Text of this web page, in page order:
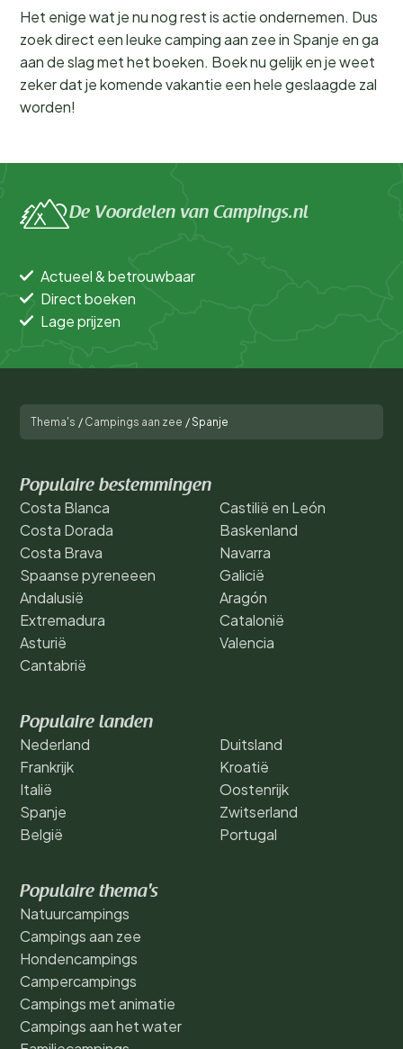
Het enige wat je nu nog rest is actie ondernemen. Dus
zoek direct een leuke camping aan zee in Spanje en ga
aan de slag met het boeken. Boek nu gelijk en je weet
zeker dat je komende vakantie een hele geslaagde zal
worden!
De Voordelen van Campings.nl
Actueel & betrouwbaar
Direct boeken
Lage prijzen
Thema's / Campings aan zee /Spanje
Populaire bestemmingen
Costa Blanca
Costa Dorada
Costa Brava
Spaanse pyreneeen
Andalusië
Extremadura
Asturië
Cantabrië
Castilië en León
Baskenland
Navarra
Galicië
Aragón
Catalonië
Valencia
Populaire landen
Nederland
Frankrijk
Italië
Spanje
België
Duitsland
Kroatië
Oostenrijk
Zwitserland
Portugal
Populaire thema's
Natuurcampings
Campings aan zee
Hondencampings
Campercampings
Campings met animatie
Campings aan het water